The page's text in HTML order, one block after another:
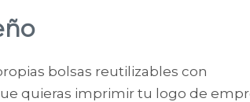
bolsas reutilizables con
quieras imprimir tu logo de